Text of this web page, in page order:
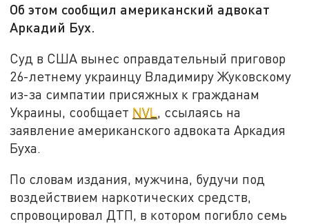
Об этом сообщил американский адвокат
Аркадий Бух.
Суд в США вынес оправдательный приговор
26-летнему украинцу Владимиру Жуковскому
из-за симпатии присяжных к гражданам
Украины, сообщает NVL, ссылаясь на
заявление американского адвоката Аркадия
Буха.
По словам издания, мужчина, будучи под
воздействием наркотических средств,
спровоцировал ДТП, в котором погибло семь